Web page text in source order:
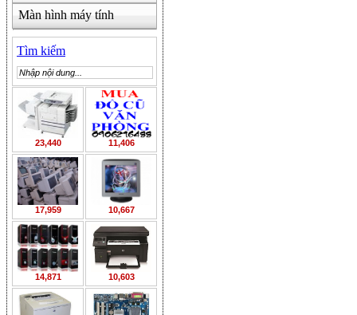
Màn hình máy tính
Tìm kiếm
23,440 11,406
17,959 10,667
14,871 10,603